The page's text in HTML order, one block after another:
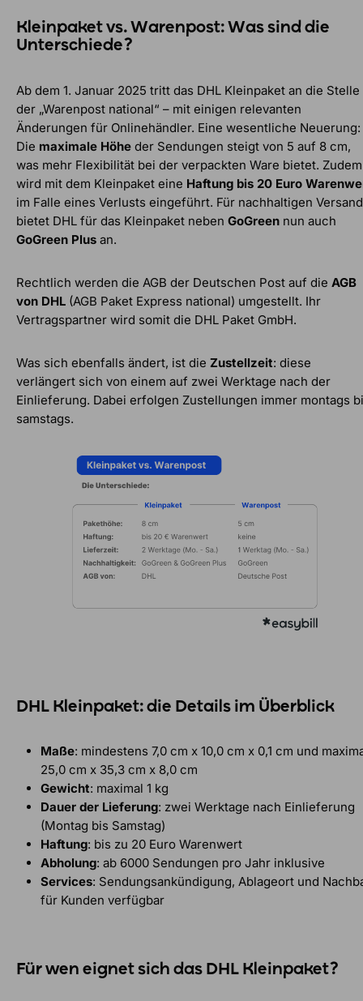
Kleinpaket vs. Warenpost: Was sind die
Unterschiede?
Ab dem 1. Januar 2025 tritt das DHL Kleinpaket an die Stelle
der „Warenpost national“ – mit einigen relevanten
Änderungen für Onlinehändler. Eine wesentliche Neuerung:
Die maximale Höhe der Sendungen steigt von 5 auf 8 cm,
was mehr Flexibilität bei der verpackten Ware bietet. Zudem
wird mit dem Kleinpaket eine Haftung bis 20 Euro
im Falle eines Verlusts eingeführt. Für nachhaltigen Versand
bietet DHL für das Kleinpaket neben GoGreen nun auch
GoGreen Plus an.
Rechtlich werden die AGB der Deutschen Post auf die AGB
von DHL (AGB Paket Express national) umgestellt. Ihr
Vertragspartner wird somit die DHL Paket GmbH.
Was sich ebenfalls ändert, ist die Zustellzeit: diese
verlängert sich von einem auf zwei Werktage nach der
Einlieferung. Dabei erfolgen Zustellungen immer montags
samstags.
DHL Kleinpaket: die Details im Überblick
Maße: mindestens 7,0 cm x 10,0 cm x 0,1 cm und
25,0 cm x 35,3 cm x 8,0 cm
Gewicht: maximal 1 kg
Dauer der Lieferung: zwei Werktage nach Einlieferung
(Montag bis Samstag)
Haftung: bis zu 20 Euro Warenwert
Abholung: ab 6000 Sendungen pro Jahr inklusive
Services: Sendungsankündigung, Ablageort und
für Kunden verfügbar
Für wen eignet sich das DHL Kleinpaket?